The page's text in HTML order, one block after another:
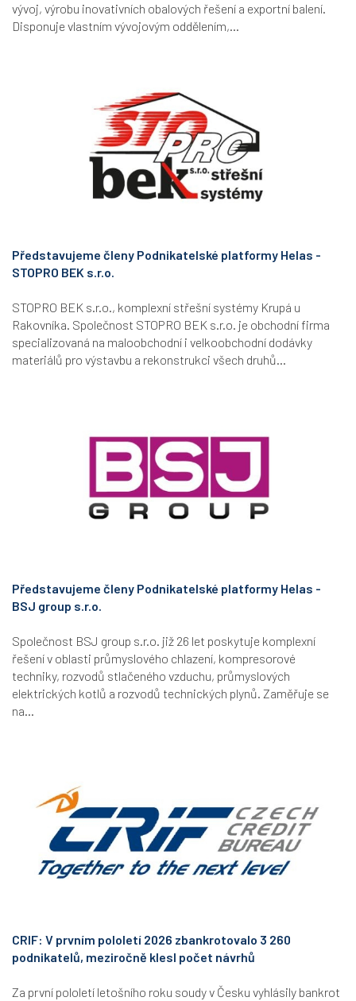
vývoj, výrobu inovativních obalových řešení a exportní balení.
Disponuje vlastním vývojovým oddělením,...
Představujeme členy Podnikatelské platformy Helas -
STOPRO BEK s.r.o.
STOPRO BEK s.r.o., komplexní střešní systémy Krupá u
Rakovníka. Společnost STOPRO BEK s.r.o. je obchodní firma
specializovaná na maloobchodní i velkoobchodní dodávky
materiálů pro výstavbu a rekonstrukci všech druhů...
Představujeme členy Podnikatelské platformy Helas -
BSJ group s.r.o.
Společnost BSJ group s.r.o. již 26 let poskytuje komplexní
řešení v oblasti průmyslového chlazení, kompresorové
techniky, rozvodů stlačeného vzduchu, průmyslových
elektrických kotlů a rozvodů technických plynů. Zaměřuje se
na...
CRIF: V prvním pololetí 2026 zbankrotovalo 3 260
podnikatelů, meziročně klesl počet návrhů
Za první pololetí letošního roku soudy v Česku vyhlásily bankrot